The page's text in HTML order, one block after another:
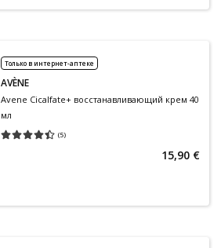
Только в интернет-аптеке
AVÈNE
Avene Cicalfate+ восстанавливающий крем 40
мл
(5)
Средняя оценка 4.40
15,90 €